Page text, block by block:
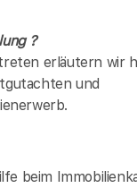
?
erläutern wir
und
beim